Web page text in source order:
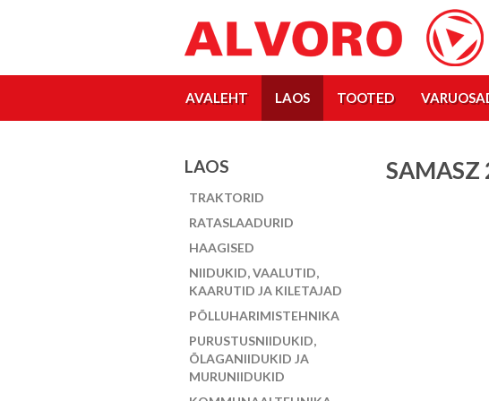
AVALEHT LAOS TOOTED
LAOS
TRAKTORID
RATASLAADURID
HAAGISED
NIIDUKID, VAALUTID,
KAARUTID JA KILETAJAD
PÕLLUHARIMISTEHNIKA
PURUSTUSNIIDUKID,
ÕLAGANIIDUKID JA
MURUNIIDUKID
SAMASZ